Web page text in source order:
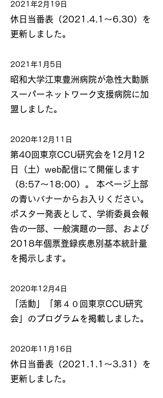
2021年2月19日
休日当番表（2021.4.1～6.30）を
更新しました。
2021年1月5日
昭和大学江東豊洲病院が急性大動脈
スーパーネットワーク支援病院に加
盟しました。
2020年12月11日
第40回東京CCU研究会を12月12
日（土）web配信にて開催します
（8:57～18:00）。 本ページ上部
の青いバナーからお入りください。
ポスター発表として、学術委員会報
告の一部、一般演題の一部、および
2018年個票登録疾患別基本統計量
を掲示します。
2020年12月4日
「活動」「第４０回東京CCU研究
会」のプログラムを掲載しました。
2020年11月16日
休日当番表（2021.1.1～3.31）を
更新しました。